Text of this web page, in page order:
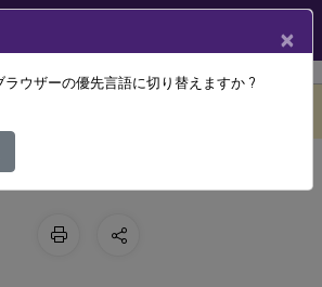
リリース XenMobile Server
リの自動更新デバイスポ
×
ウザーの優先言語に切り替えますか ?